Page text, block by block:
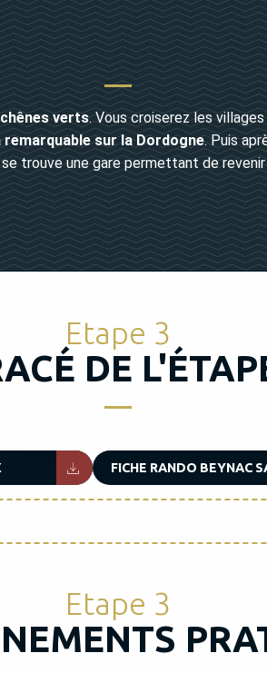
verts. Vous croiserez les
remarquable sur la Dordogne. Puis
trouve une gare permettant de
Etape 3
DE
FICHE RANDO BEYNAC
Etape 3